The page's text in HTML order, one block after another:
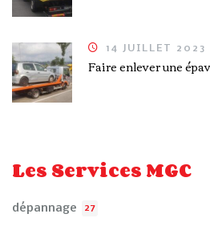
14 JUILLET 2023
Faire enlever une
Les Services MGC
dépannage 27